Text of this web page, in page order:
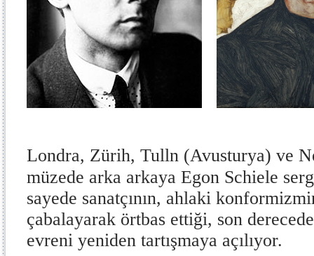
Londra, Zürih, Tulln (Avusturya) ve
müzede arka arkaya Egon Schiele
sayede sanatçının, ahlaki
çabalayarak örtbas ettiği, son
evreni yeniden tartışmaya açılıyor.